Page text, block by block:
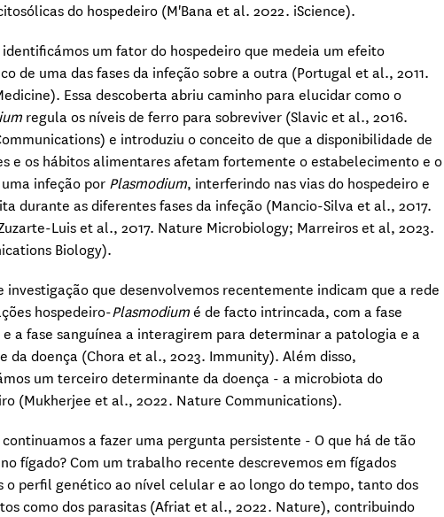
do hospedeiro (M'Bana et al. 2022. iScience).
identificámos um fator do hospedeiro que medeia um efeito
de uma das fases da infeção sobre a outra (Portugal et al., 2011.
Essa descoberta abriu caminho para elucidar como o
regula os níveis de ferro para sobreviver (Slavic et al., 2016.
e introduziu o conceito de que a disponibilidade de
e os hábitos alimentares afetam fortemente o estabelecimento e o
infeção por Plasmodium, interferindo nas vias do hospedeiro e
durante as diferentes fases da infeção (Mancio-Silva et al., 2017.
Luis et al., 2017. Nature Microbiology; Marreiros et al, 2023.
Biology).
investigação que desenvolvemos recentemente indicam que a rede
hospedeiro-Plasmodiumé de facto intrincada, com a fase
a fase sanguínea a interagirem para determinar a patologia e a
da doença (Chora et al., 2023. Immunity). Além disso,
um terceiro determinante da doença - a microbiota do
(Mukherjee et al., 2022. Nature Communications).
continuamos a fazer uma pergunta persistente - O que há de tão
fígado? Com um trabalho recente descrevemos em fígados
o perfil genético ao nível celular e ao longo do tempo, tanto dos
como dos parasitas (Afriat et al., 2022. Nature), contribuindo